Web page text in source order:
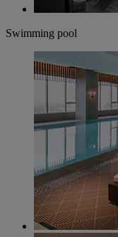
Swimming pool